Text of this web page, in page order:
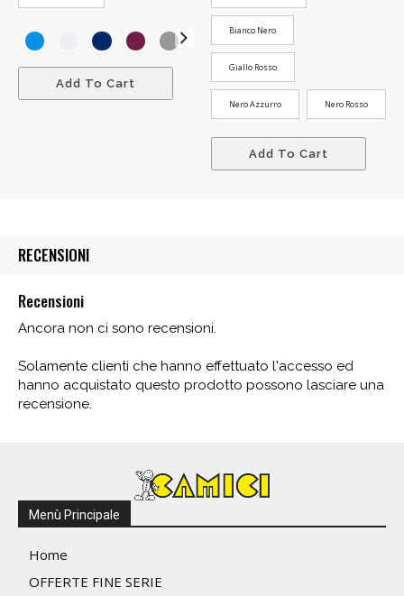
Add To Cart
Bianco Nero
Giallo Rosso
Nero Azzurro Nero Rosso
Add To Cart
RECENSIONI
Recensioni
Ancora non ci sono recensioni.
Solamente clienti che hanno effettuato l'accesso ed
hanno acquistato questo prodotto possono lasciare una
recensione.
Menù Principale
Home
OFFERTE FINE SERIE